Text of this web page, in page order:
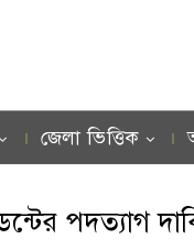
জেলা ভিত্তিক
পদত্যাগ